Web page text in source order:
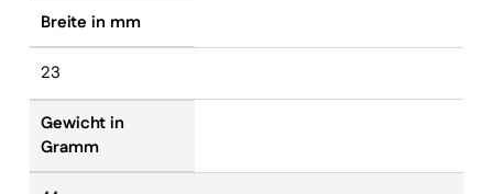
Breite in mm
23
Gewicht in
Gramm